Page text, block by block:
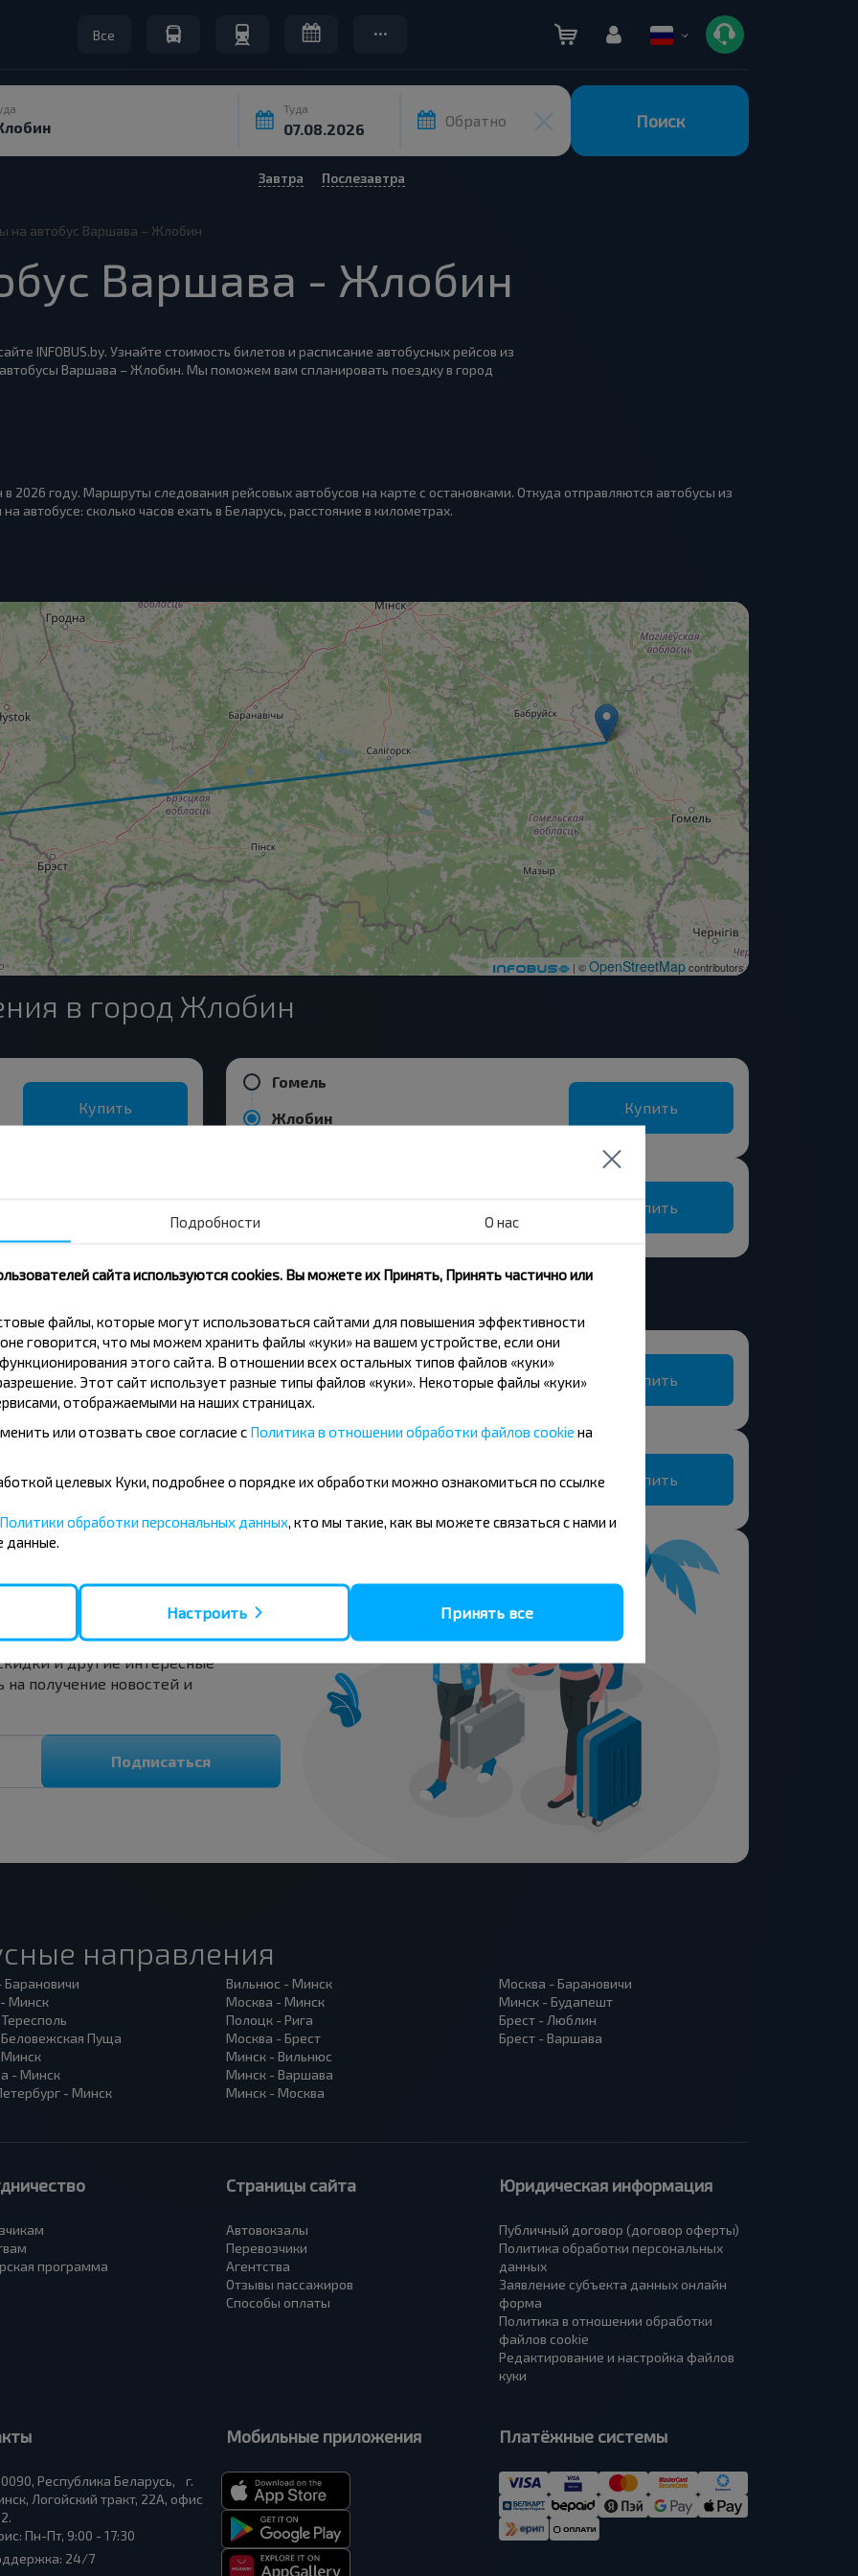
Все
Туда
Обратно Поиск
Завтра Послезавтра
на автобус Варшава – Жлобин
Варшава - Жлобин
INFOBUS.by. Узнайте стоимость билетов и расписание автобусных рейсов из
Варшава – Жлобин. Мы поможем вам спланировать поездку в город
году. Маршруты следования рейсовых автобусов на карте с остановками. Откуда отправляются автобусы из
автобусе: сколько часов ехать в Беларусь, расстояние в километрах.
| ©OpenStreetMapcontributors
в город Жлобин
Купить
Гомель
Жлобин
Купить
Купить
Купить
Купить
Варшава
Проскурни-1, Жлобинский р-н ГОМЕЛЬСКАЯ ОБЛ. Беларусь
Купить
Москва
Купить
дешевле?
и другие интересные
получение новостей и
Подписаться
направления
Минск
Пуща
- Минск
- Минск
Вильнюс - Минск
Москва - Минск
Полоцк - Рига
Москва - Брест
Минск - Вильнюс
Минск - Варшава
Минск - Москва
Москва - Барановичи
Минск - Будапешт
Брест - Люблин
Брест - Варшава
программа
Страницы сайта
Автовокзалы
Перевозчики
Агентства
Отзывы пассажиров
Способы оплаты
Юридическая информация
Публичный договор (договор оферты)
Политика обработки персональных
данных
Заявление субъекта данных онлайн
форма
Политика в отношении обработки
файлов cookie
Редактирование и настройка файлов
куки
Республика Беларусь, г.
Логойский тракт, 22А, офис
Пн-Пт, 9:00 - 17:30
24/7
Мобильные приложения Платёжные системы
Подробности О нас
сайта используются cookies. Вы можете их Принять, Принять частично или
файлы, которые могут использоваться сайтами для повышения эффективности
говорится, что мы можем хранить файлы «куки» на вашем устройстве, если они
этого сайта. В отношении всех остальных типов файлов «куки»
Этот сайт использует разные типы файлов «куки». Некоторые файлы «куки»
отображаемыми на наших страницах.
или отозвать свое согласие с Политика в отношении обработки файлов cookie на
целевых Куки, подробнее о порядке их обработки можно ознакомиться по ссылке
Политики обработки персональных данных , кто мы такие, как вы можете связаться с нами и
данные.
Настроить Принять все